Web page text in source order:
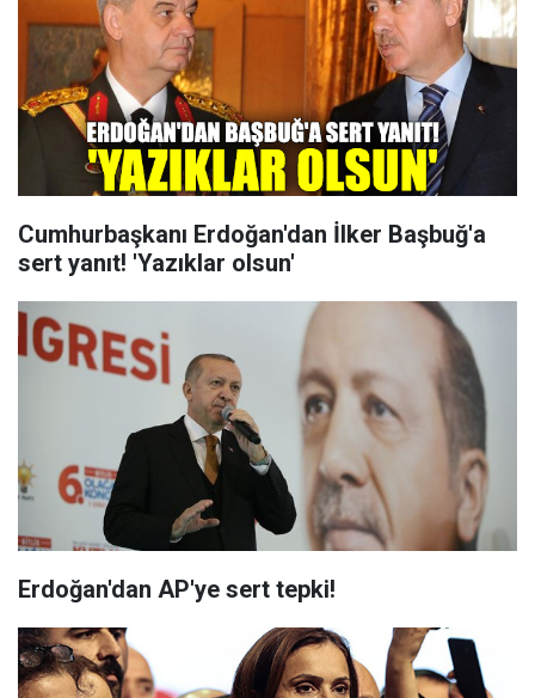
Cumhurbaşkanı Erdoğan'dan İlker Başbuğ'a
sert yanıt! 'Yazıklar olsun'
Erdoğan'dan AP'ye sert tepki!